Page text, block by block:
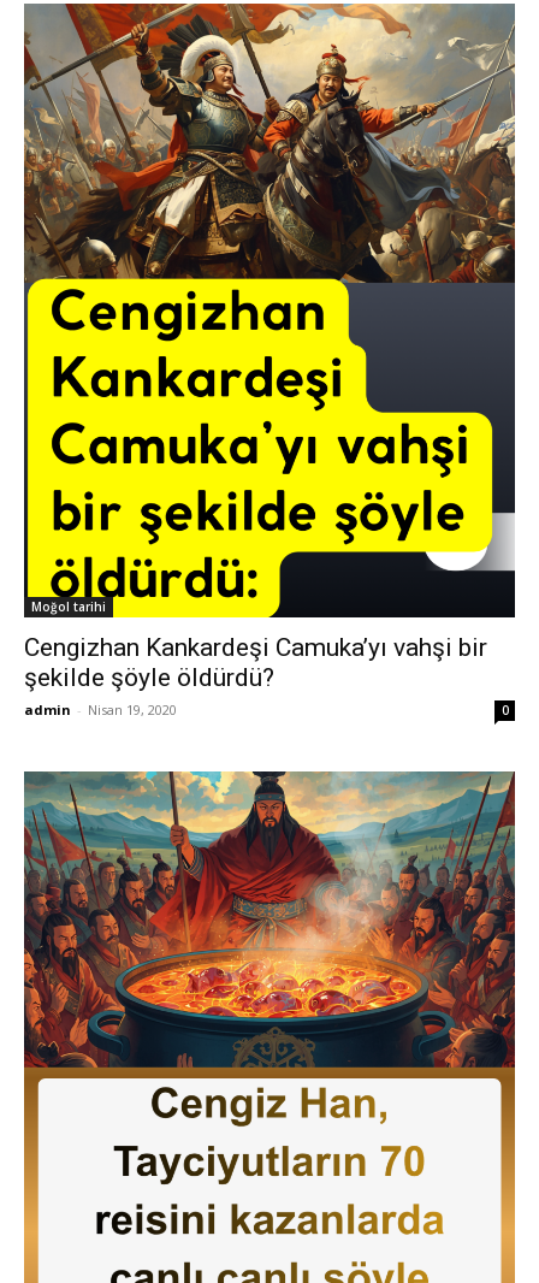
Moğol tarihi
Cengizhan Kankardeşi Camuka’yı vahşi bir
şekilde şöyle öldürdü?
admin - Nisan 19, 2020 0